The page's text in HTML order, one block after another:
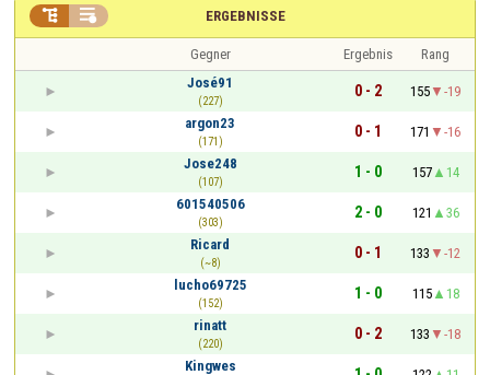
ERGEBNISSE
 
Gegner Ergebnis
Rang
José91
(227)
0 - 2 155
-19
argon23
(171)
0 - 1 171
-16
Jose248
(107)
1 - 0 157
14
601540506
(303)
2 - 0 121
36
Ricard
(~8)
0 - 1 133
-12
lucho69725
(152)
1 - 0 115
18
rinatt
(220)
0 - 2 133
-18
Kingwes